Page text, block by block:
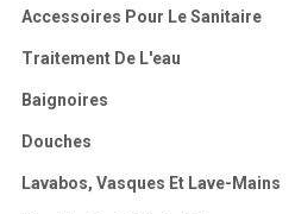
Accessoires Pour Le Sanitaire
Traitement De L'eau
Baignoires
Douches
Lavabos, Vasques Et Lave-Mains